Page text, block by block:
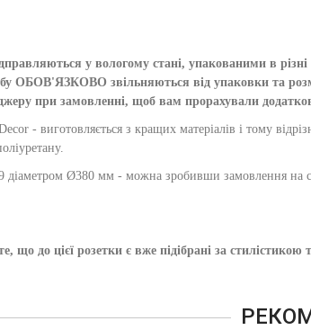
у вологому стані, упакованими в
звільняються від упаковки та
при замовленні, щоб вам прорахували
- виготовляється з кращих матеріалів і тому
діаметром Ø380 мм - можна зробивши замовлення
що до цієї розетки є вже підібрані за